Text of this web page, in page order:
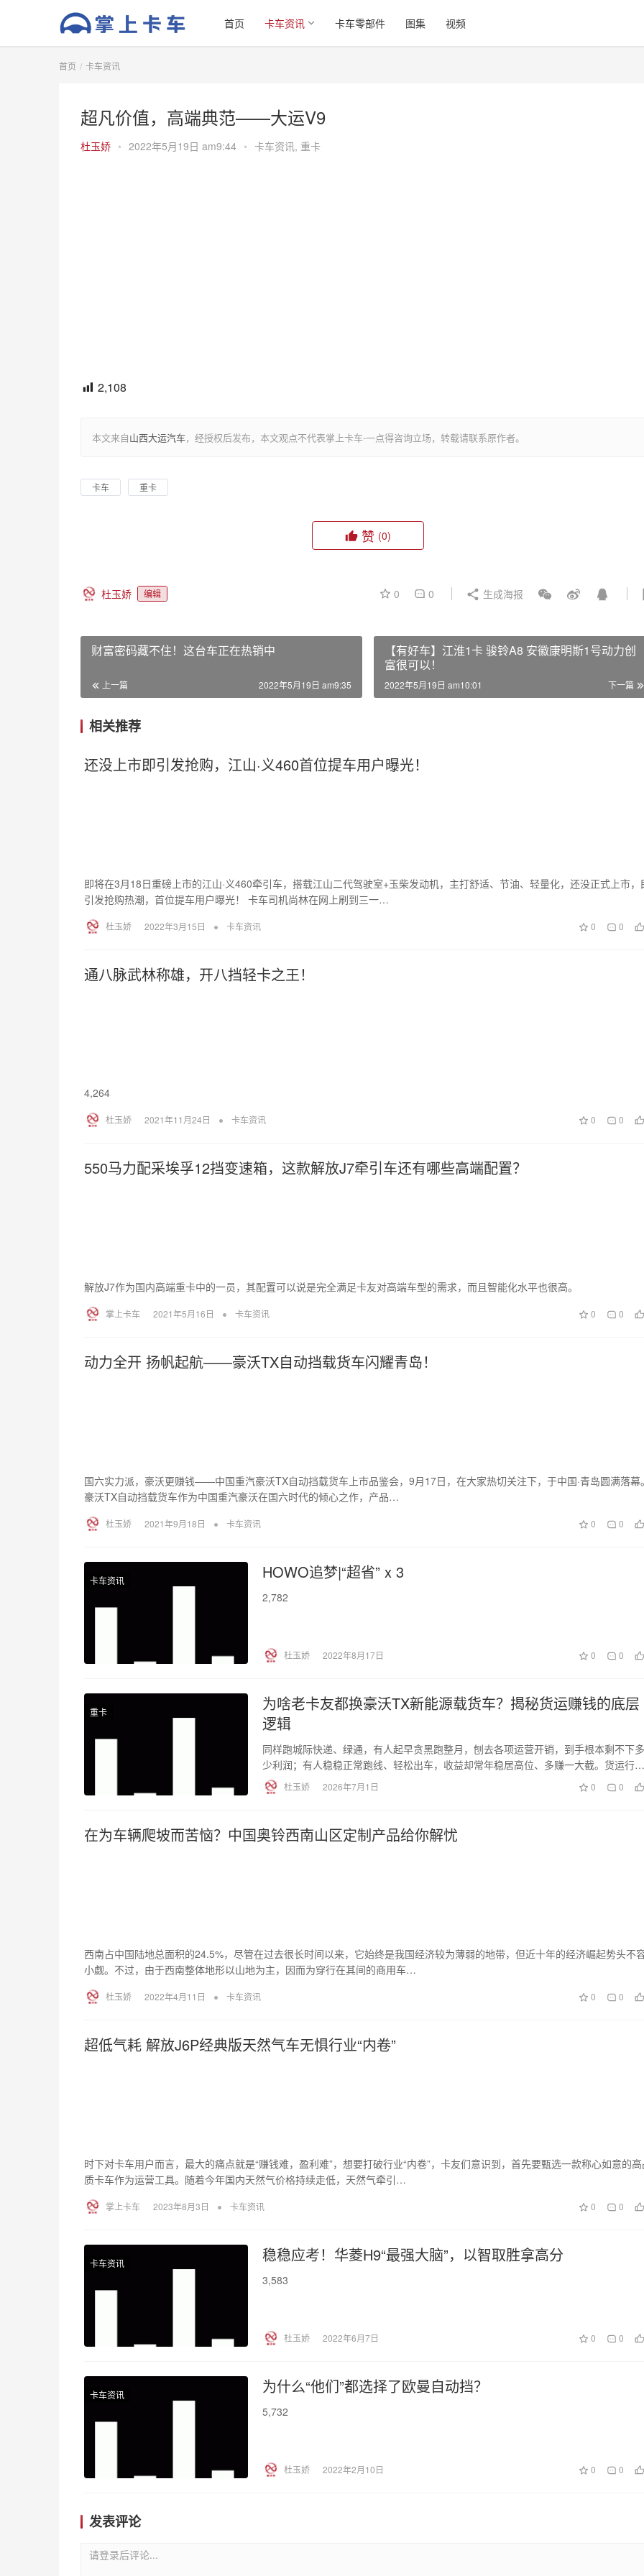
首页 卡车资讯 卡车零部件 图集 视频
首页 卡车资讯
超凡价值，高端典范——大运V9
杜玉娇 • 2022年5月19日 am9:44 • 卡车资讯, 重卡
2,108
本文来自山西大运汽车，经授权后发布，本文观点不代表掌上卡车-一点得咨询立场，转载请联系原作者。
卡车 重卡
赞 (0)
杜玉娇 编辑 0 0 生成海报
财富密码藏不住！这台车正在热销中
上一篇 2022年5月19日 am9:35
【有好车】江淮1卡 骏铃A8 安徽康明斯1号动力创
富很可以！
下一篇
2022年5月19日 am10:01
相关推荐
还没上市即引发抢购，江山·义460首位提车用户曝光！
即将在3月18日重磅上市的江山·义460牵引车，搭载江山二代驾驶室+玉柴发动机，主打舒适、节油、轻量化，还没正式上市，
引发抢购热潮，首位提车用户曝光！ 卡车司机尚林在网上刷到三一…
杜玉娇 2022年3月15日 • 卡车资讯 0 0
通八脉武林称雄，开八挡轻卡之王！
4,264
杜玉娇 2021年11月24日 • 卡车资讯 0 0
550马力配采埃孚12挡变速箱，这款解放J7牵引车还有哪些高端配置？
解放J7作为国内高端重卡中的一员，其配置可以说是完全满足卡友对高端车型的需求，而且智能化水平也很高。
掌上卡车 2021年5月16日 • 卡车资讯 0 0
动力全开 扬帆起航——豪沃TX自动挡载货车闪耀青岛！
国六实力派，豪沃更赚钱——中国重汽豪沃TX自动挡载货车上市品鉴会，9月17日，在大家热切关注下，于中国·青岛圆满落幕
豪沃TX自动挡载货车作为中国重汽豪沃在国六时代的倾心之作，产品…
杜玉娇 2021年9月18日 • 卡车资讯 0 0
卡车资讯 HOWO追梦|“超省” x 3
2,782
杜玉娇 2022年8月17日 0 0
重卡
为啥老卡友都换豪沃TX新能源载货车？揭秘货运赚钱的底层
逻辑
同样跑城际快递、绿通，有人起早贪黑跑整月，刨去各项运营开销，到手根本剩不下多
少利润；有人稳稳正常跑线、轻松出车，收益却常年稳居高位、多赚一大截。货运行业
的贫富差距，除了卡友的个人运…
杜玉娇 2026年7月1日 0 0
在为车辆爬坡而苦恼？中国奥铃西南山区定制产品给你解忧
西南占中国陆地总面积的24.5%，尽管在过去很长时间以来，它始终是我国经济较为薄弱的地带，但近十年的经济崛起势头不
小觑。不过，由于西南整体地形以山地为主，因而为穿行在其间的商用车…
杜玉娇 2022年4月11日 • 卡车资讯 0 0
超低气耗 解放J6P经典版天然气车无惧行业“内卷”
时下对卡车用户而言，最大的痛点就是“赚钱难，盈利难”，想要打破行业“内卷”，卡友们意识到，首先要甄选一款称心如意的
质卡车作为运营工具。随着今年国内天然气价格持续走低，天然气牵引…
掌上卡车 2023年8月3日 • 卡车资讯 0 0
卡车资讯 稳稳应考！华菱H9“最强大脑”，以智取胜拿高分
3,583
杜玉娇 2022年6月7日 0 0
卡车资讯 为什么“他们”都选择了欧曼自动挡？
5,732
杜玉娇 2022年2月10日 0 0
发表评论
请登录后评论...